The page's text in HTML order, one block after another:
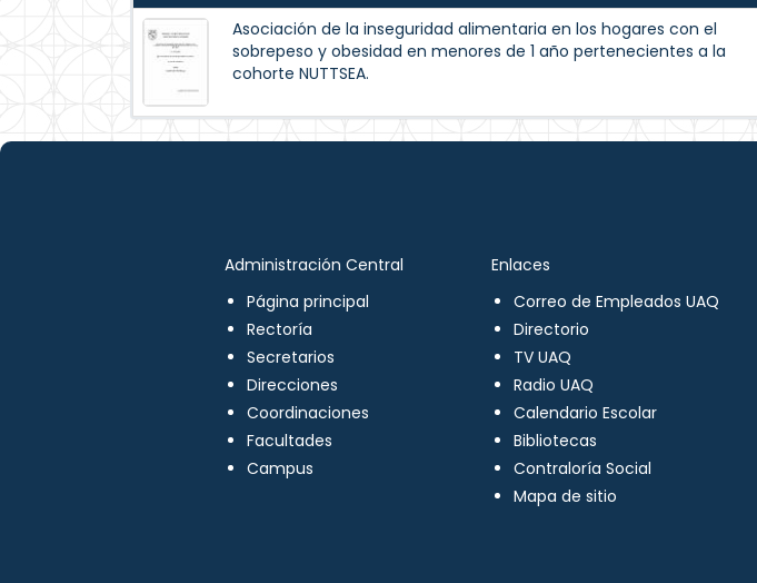
Asociación de la inseguridad alimentaria en los hogares con el
sobrepeso y obesidad en menores de 1 año pertenecientes a la
cohorte NUTTSEA.
Administración Central
Página principal
Rectoría
Secretarios
Direcciones
Coordinaciones
Facultades
Campus
Enlaces
Correo de Empleados UAQ
Directorio
TV UAQ
Radio UAQ
Calendario Escolar
Bibliotecas
Contraloría Social
Mapa de sitio